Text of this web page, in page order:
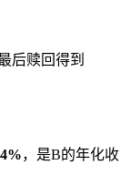
后赎回得到
，是B的年化收